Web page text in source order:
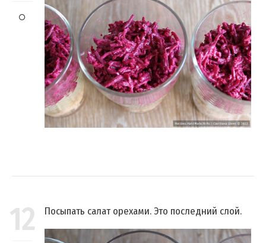
12 Посыпать салат орехами. Это последний слой.